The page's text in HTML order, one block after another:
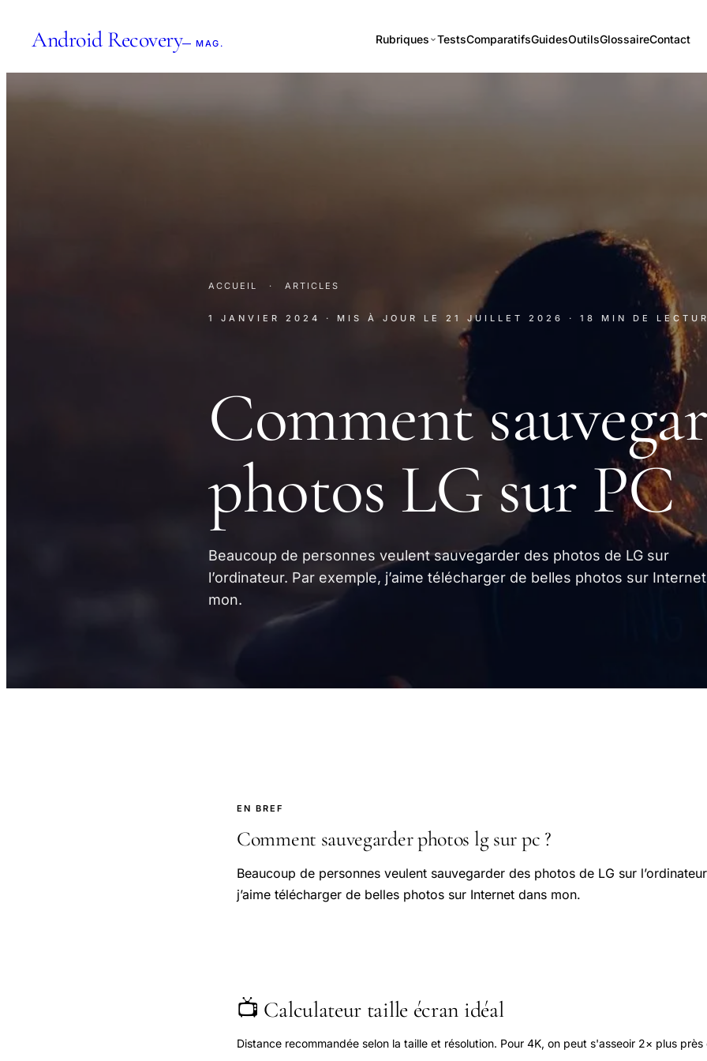
Android Recovery— MAG. Rubriques TestsComparatifsGuidesOutilsGlossaireContact
ACCUEIL · ARTICLES
1 JANVIER 2024 · MIS À JOUR LE 21 JUILLET 2026 · 18 MIN DE
Comment
photos LG sur PC
Beaucoup de personnes veulent sauvegarder des photos de LG sur
l’ordinateur. Par exemple, j’aime télécharger de belles photos sur
mon.
EN BREF
Comment sauvegarder photos lg sur pc ?
Beaucoup de personnes veulent sauvegarder des photos de LG sur
j’aime télécharger de belles photos sur Internet dans mon.
📺 Calculateur taille écran idéal
Distance recommandée selon la taille et résolution. Pour 4K, on peut s'asseoir 2× plus près